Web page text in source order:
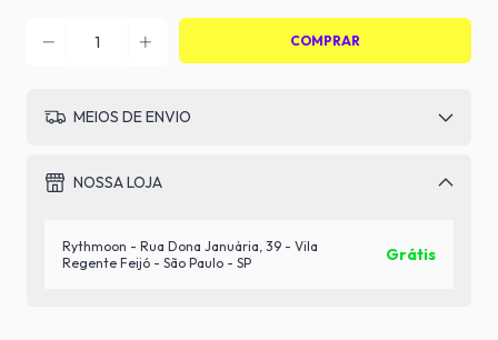
MEIOS DE ENVIO
NOSSA LOJA
Rythmoon - Rua Dona Januária, 39 - Vila
Regente Feijó - São Paulo - SP
Grátis